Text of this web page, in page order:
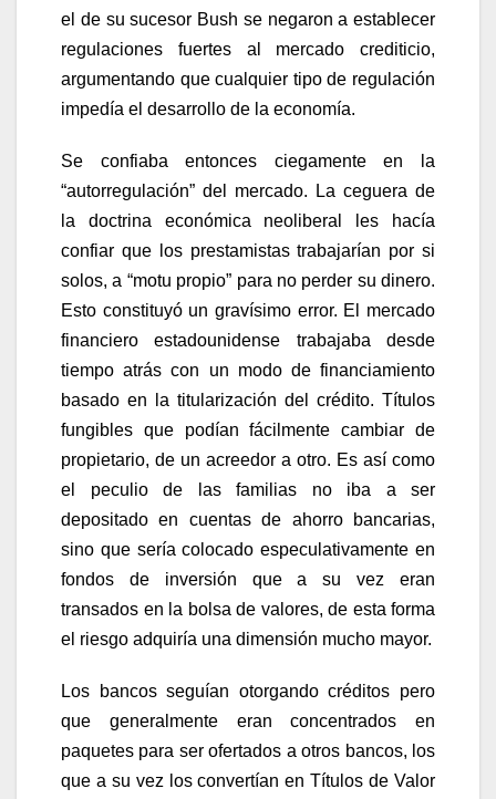
el de su sucesor Bush se negaron a establecer
regulaciones fuertes al mercado crediticio,
argumentando que cualquier tipo de regulación
impedía el desarrollo de la economía.
Se confiaba entonces ciegamente en la
“autorregulación” del mercado. La ceguera de
la doctrina económica neoliberal les hacía
confiar que los prestamistas trabajarían por si
solos, a “motu propio” para no perder su dinero.
Esto constituyó un gravísimo error. El mercado
financiero estadounidense trabajaba desde
tiempo atrás con un modo de financiamiento
basado en la titularización del crédito. Títulos
fungibles que podían fácilmente cambiar de
propietario, de un acreedor a otro. Es así como
el peculio de las familias no iba a ser
depositado en cuentas de ahorro bancarias,
sino que sería colocado especulativamente en
fondos de inversión que a su vez eran
transados en la bolsa de valores, de esta forma
el riesgo adquiría una dimensión mucho mayor.
Los bancos seguían otorgando créditos pero
que generalmente eran concentrados en
paquetes para ser ofertados a otros bancos, los
que a su vez los convertían en Títulos de Valor